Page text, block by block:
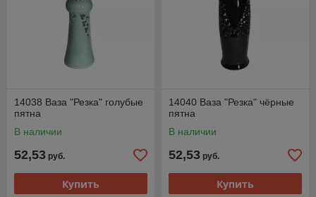
14038 Ваза "Резка" голубые
пятна
В наличии
52,53 руб.
Купить
14040 Ваза "Резка" чёрные
пятна
В наличии
52,53 руб.
Купить